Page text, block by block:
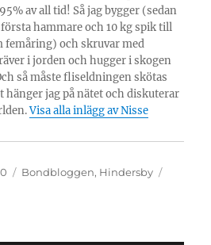
av all tid! Så jag bygger (sedan
hammare och 10 kg spik till
femåring) och skruvar med
i jorden och hugger i skogen
så måste fliseldningen skötas
hänger jag på nätet och diskuterar
Visa alla inlägg av Nisse
Kategorier
Bondbloggen, Hindersby